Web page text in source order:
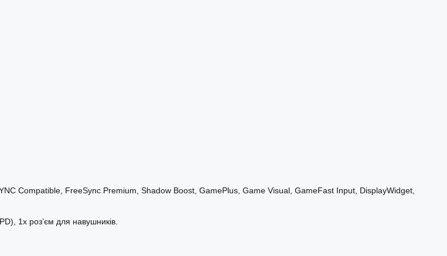
Compatible, FreeSync Premium, Shadow Boost, GamePlus, Game Visual, GameFast Input, DisplayWidget,
1x роз’єм для навушників.